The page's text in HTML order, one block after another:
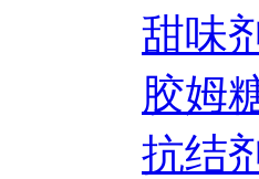
甜味
胶姆
抗结